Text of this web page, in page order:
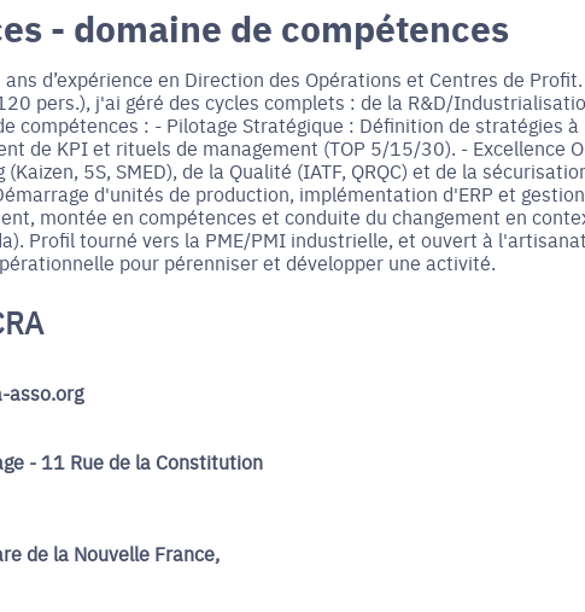
- domaine de compétences
d’expérience en Direction des Opérations et Centres de
pers.), j'ai géré des cycles complets : de la R&D/
compétences : - Pilotage Stratégique : Définition de stratégies
de KPI et rituels de management (TOP 5/15/30). - Excellence
5S, SMED), de la Qualité (IATF, QRQC) et de la
d'unités de production, implémentation d'ERP et
montée en compétences et conduite du changement en
Profil tourné vers la PME/PMI industrielle, et ouvert à
pour pérenniser et développer une activité.
asso.org
- 11 Rue de la Constitution
de la Nouvelle France,